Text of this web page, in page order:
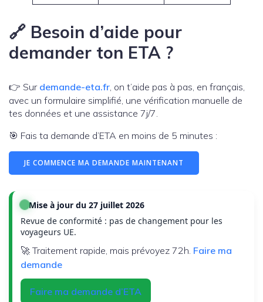
🔗 Besoin d’aide pour
demander ton ETA ?
👉 Sur demande-eta.fr , on t’aide pas à pas, en français,
avec un formulaire simplifié, une vérification manuelle de
tes données et une assistance 7j/7.
🎯 Fais ta demande d’ETA en moins de 5 minutes :
JE COMMENCE MA DEMANDE MAINTENANT
Mise à jour du 27 juillet 2026
Revue de conformité : pas de changement pour les
voyageurs UE.
🚀 Traitement rapide, mais prévoyez 72h. Faire ma
demande
Faire ma demande d’ETA